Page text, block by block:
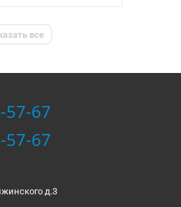
все
57-67
57-67
д.3